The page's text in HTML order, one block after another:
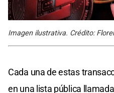
Imagen ilustrativa. Crédito:
Cada una de estas
en una lista pública